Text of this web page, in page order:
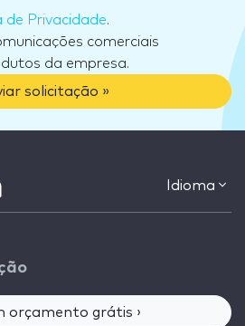
de Privacidade.
comerciais
da empresa.
solicitação »
Idioma
orçamento grátis ›